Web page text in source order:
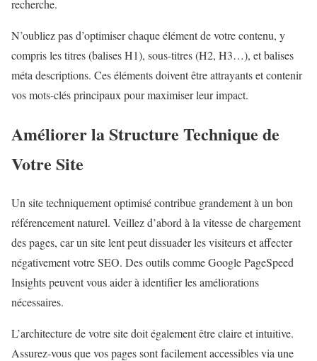
recherche.
N’oubliez pas d’optimiser chaque élément de votre contenu, y
compris les titres (balises H1), sous-titres (H2, H3…), et balises
méta descriptions. Ces éléments doivent être attrayants et contenir
vos mots-clés principaux pour maximiser leur impact.
Améliorer la Structure Technique de
Votre Site
Un site techniquement optimisé contribue grandement à un bon
référencement naturel. Veillez d’abord à la vitesse de chargement
des pages, car un site lent peut dissuader les visiteurs et affecter
négativement votre SEO. Des outils comme Google PageSpeed
Insights peuvent vous aider à identifier les améliorations
nécessaires.
L’architecture de votre site doit également être claire et intuitive.
Assurez-vous que vos pages sont facilement accessibles via une